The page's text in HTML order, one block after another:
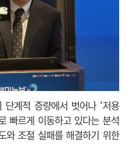
계적 증량에서 벗어나 ‘저용
빠르게 이동하고 있다는 분석
와 조절 실패를 해결하기 위한